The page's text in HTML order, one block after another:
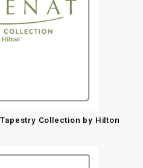
Collection by Hilton